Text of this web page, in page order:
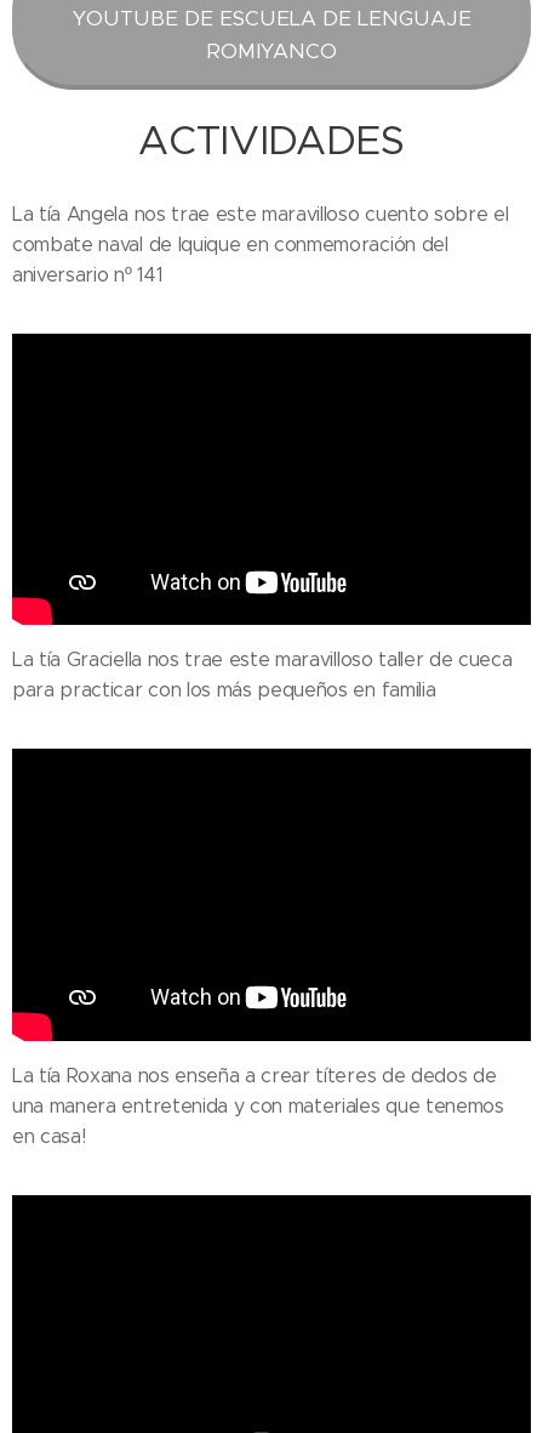
YOUTUBE DE ESCUELA DE LENGUAJE
ROMIYANCO
ACTIVIDADES
La tía Angela nos trae este maravilloso cuento sobre el
combate naval de Iquique en conmemoración del
aniversario nº 141
La tía Graciella nos trae este maravilloso taller de cueca
para practicar con los más pequeños en familia
La tía Roxana nos enseña a crear títeres de dedos de
una manera entretenida y con materiales que tenemos
en casa!